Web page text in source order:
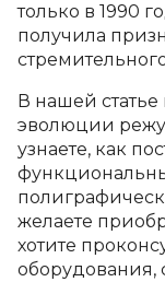
только в 1990
получила
В нашей
эволюции
узнаете, как
желаете
хотите
оборудования,